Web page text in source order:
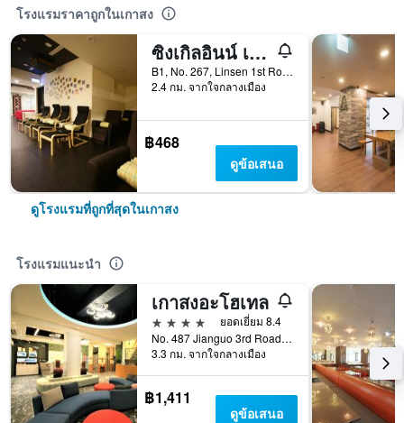
โรงแรมราคาถูกในเกาสง
ซิงเกิลอินน์ เกาสง ลิเซน โฮสเทล
B1, No. 267, Linsen 1st Road, เกาสง, ไต้หวัน
2.4 กม. จากใจกลางเมือง
฿468
ดูข้อเสนอ
ดูโรงแรมที่ถูกที่สุดในเกาสง
โรงแรมแนะนำ
เกาสงอะโฮเทล
4 ดาว
ยอดเยี่ยม 8.4
No. 487 Jianguo 3rd Road, เกาสง, ไต้หวัน
3.3 กม. จากใจกลางเมือง
฿1,411
ดูข้อเสนอ